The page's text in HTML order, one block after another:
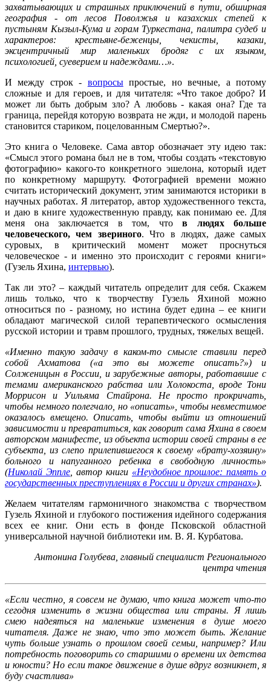
захватывающих и страшных приключений в пути, обширная
география - от лесов Поволжья и казахских степей к
пустыням Кызыл-Кума и горам Туркестана, палитра судеб и
характеров: крестьяне-беженцы, чекисты, казаки,
эксцентричный мир маленьких бродяг с их языком,
психологией, суеверием и надеждами…».
И между строк - вопросыпростые, но вечные, а потому
сложные и для героев, и для читателя: «Что такое добро? И
может ли быть добрым зло? А любовь - какая она? Где та
граница, перейдя которую возврата не жди, и молодой парень
становится стариком, поцелованным Смертью?».
Это книга о Человеке. Сама автор обозначает эту идею так:
«Смысл этого романа был не в том, чтобы создать «текстовую
фотографию» какого-то конкретного эшелона, который идет
по конкретному маршруту. Фотографией времени можно
считать исторический документ, этим занимаются историки в
научных работах. Я литератор, автор художественного текста,
и даю в книге художественную правду, как понимаю ее. Для
меня она заключается в том, что в людях больше
человеческого, чем звериного. Что в людях, даже самых
суровых, в критический момент может проснуться
человеческое - и именно это происходит с героями книги»
(Гузель Яхина, интервью).
Так ли это? – каждый читатель определит для себя. Скажем
лишь только, что к творчеству Гузель Яхиной можно
относиться по - разному, но истина будет едина – ее книги
обладают магической силой терапевтического осмысления
русской истории и травм прошлого, трудных, тяжелых вещей.
«Именно такую задачу в каком-то смысле ставили перед
собой Ахматова («а это вы можете описать?») и
Солженицын в России, и зарубежные авторы, работавшие с
темами американского рабства или Холокоста, вроде Тони
Моррисон и Уильяма Стайрона. Не просто прокричать,
чтобы немного полегчало, но «описать», чтобы невместимое
оказалось вмещено. Описать, чтобы выйти из отношений
зависимости и превратиться, как говорит сама Яхина в своем
авторском манифесте, из объекта истории своей страны в ее
субъекта, из слепо прилепившегося к своему «брату-хозяину»
больного и напуганного ребенка в свободную личность»
(Николай Эппле , автор книги «Неудобное прошлое: память о
государственных преступлениях в России и других странах»).
Желаем читателям гармоничного знакомства с творчеством
Гузель Яхиной и глубокого постижения идейного содержания
всех ее книг. Они есть в фонде Псковской областной
универсальной научной библиотеки им. В. Я. Курбатова.
Антонина Голубева, главный специалист Регионального
центра чтения
«Если честно, я совсем не думаю, что книга может что-то
сегодня изменить в жизни общества или страны. Я лишь
смею надеяться на маленькие изменения в душе моего
читателя. Даже не знаю, что это может быть. Желание
чуть больше узнать о прошлом своей семьи, например? Или
потребность поговорить со старшими о времени их детства
и юности? Но если такое движение в душе вдруг возникнет, я
буду счастлива»